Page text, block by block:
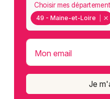
49 - Maine-et-Loire
Choisir mes
Mon email
Je